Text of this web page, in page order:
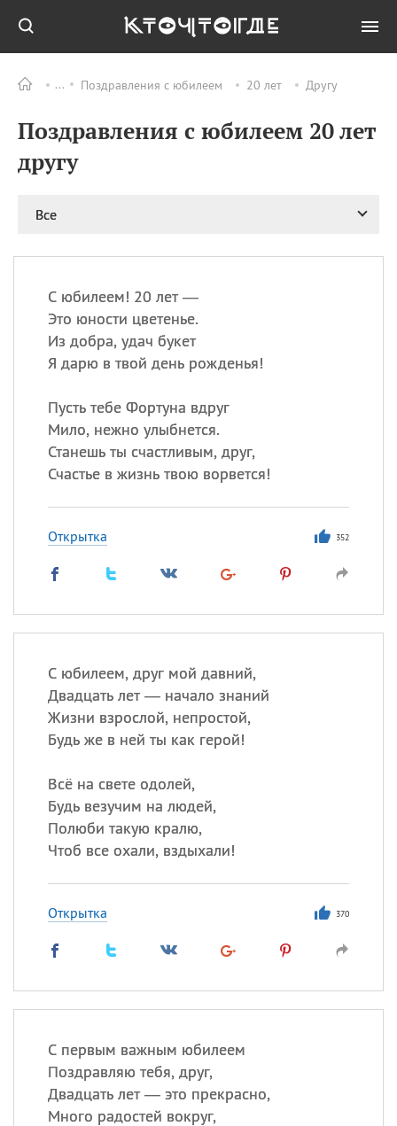
Поздравления с юбилеем 20 лет Другу
Поздравления с юбилеем 20 лет
другу
Все
С юбилеем! 20 лет —
Это юности цветенье.
Из добра, удач букет
Я дарю в твой день рожденья!
Пусть тебе Фортуна вдруг
Мило, нежно улыбнется.
Станешь ты счастливым, друг,
Счастье в жизнь твою ворвется!
Открытка 352
С юбилеем, друг мой давний,
Двадцать лет — начало знаний
Жизни взрослой, непростой,
Будь же в ней ты как герой!
Всё на свете одолей,
Будь везучим на людей,
Полюби такую кралю,
Чтоб все охали, вздыхали!
Открытка 370
С первым важным юбилеем
Поздравляю тебя, друг,
Двадцать лет — это прекрасно,
Много радостей вокруг,
ПРАЗДНИКИ Все
11.08 Рождество святителя
Николая Чудотворца
праздник
12.08
Сегодня празднуют именины
Акакий,Василий
Еще
,
Антонина
Еще